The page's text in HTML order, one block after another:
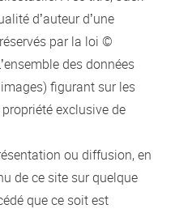
d’auteur d’une
par la loi ©
des données
figurant sur les
exclusive de
ou diffusion, en
de ce site sur quelque
que ce soit est